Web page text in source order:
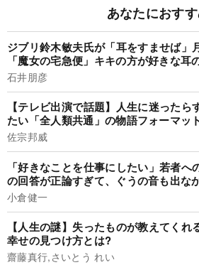
あなたにおす
ジブリ鈴木敏夫氏が「耳をすませば」
「魔女の宅急便」キキの方が好きな耳
石井朋彦
【テレビ出演で話題】人生に迷ったら
たい「全人類共通」の物語フォーマッ
佐宗邦威
「好きなことを仕事にしたい」若者へ
の回答が正論すぎて、ぐうの音も出な
小倉健一
【人生の謎】失ったものが教えてくれ
幸せの見つけ方とは?
齋藤真行,さいとう れい